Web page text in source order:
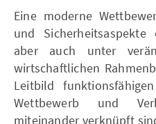
Eine moderne
und
aber auch unter
wirtschaftlichen
Leitbild
Wettbewerb und
miteinander verknüpft